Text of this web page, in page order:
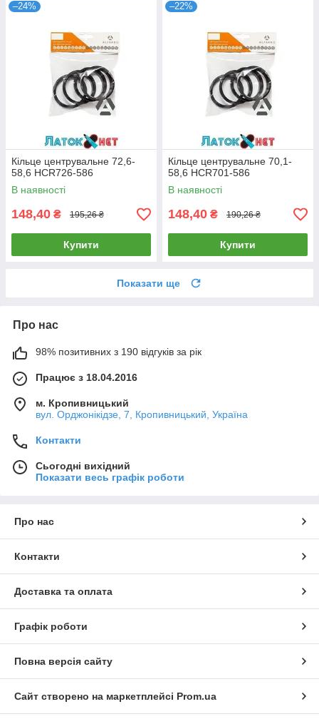
–24%
Кільце центрувальне 72,6-
58,6 HCR726-586
В наявності
148,40 ₴ 195,26 ₴
Купити
–22%
Кільце центрувальне 70,1-
58,6 HCR701-586
В наявності
148,40 ₴ 190,26 ₴
Купити
Показати ще
Про нас
98% позитивних з 190 відгуків за рік
Працює з 18.04.2016
м. Кропивницький
вул. Орджонікідзе, 7, Кропивницький, Україна
Контакти
Сьогодні вихідний
Показати весь графік роботи
Про нас
Контакти
Доставка та оплата
Графік роботи
Повна версія сайту
Сайт створено на маркетплейсі Prom.ua